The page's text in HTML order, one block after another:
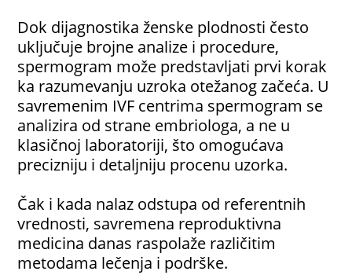
Dok dijagnostika ženske plodnosti često
uključuje brojne analize i procedure,
spermogram može predstavljati prvi korak
ka razumevanju uzroka otežanog začeća. U
savremenim IVF centrima spermogram se
analizira od strane embriologa, a ne u
klasičnoj laboratoriji, što omogućava
precizniju i detaljniju procenu uzorka.
Čak i kada nalaz odstupa od referentnih
vrednosti, savremena reproduktivna
medicina danas raspolaže različitim
metodama lečenja i podrške.